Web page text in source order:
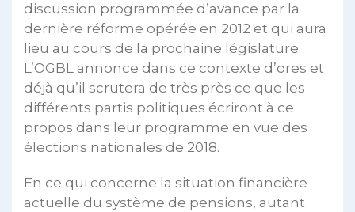
discussion programmée d’avance par la
dernière réforme opérée en 2012 et qui aura
lieu au cours de la prochaine législature.
L’OGBL annonce dans ce contexte d’ores et
déjà qu’il scrutera de très près ce que les
différents partis politiques écriront à ce
propos dans leur programme en vue des
élections nationales de 2018.
En ce qui concerne la situation financière
actuelle du système de pensions, autant